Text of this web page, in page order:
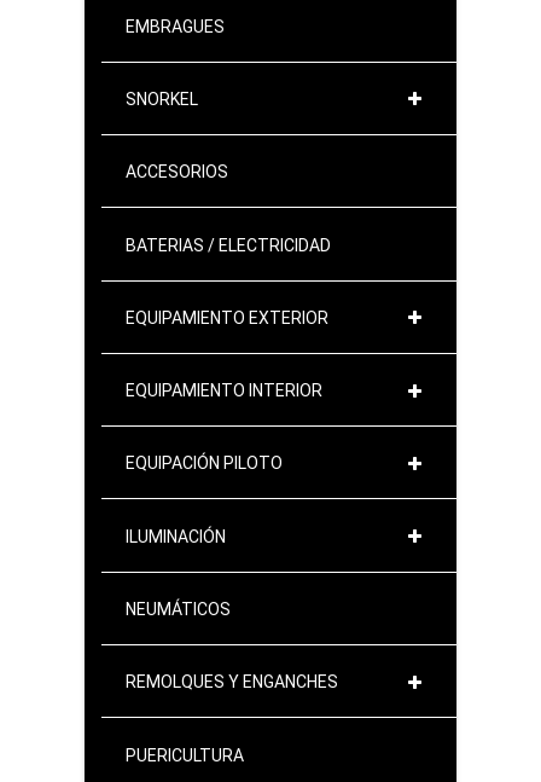
EMBRAGUES
SNORKEL
ACCESORIOS
BATERIAS / ELECTRICIDAD
EQUIPAMIENTO EXTERIOR
EQUIPAMIENTO INTERIOR
EQUIPACIÓN PILOTO
ILUMINACIÓN
NEUMÁTICOS
REMOLQUES Y ENGANCHES
PUERICULTURA